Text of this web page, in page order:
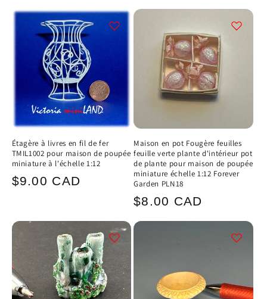
Étagère à livres en fil de fer
TMIL1002 pour maison de poupée
miniature à l'échelle 1:12
Prix
$9.00 CAD
Maison en pot Fougère feuilles
feuille verte plante d'intérieur pot
de plante pour maison de poupée
miniature échelle 1:12 Forever
Garden PLN18
Prix
$8.00 CAD